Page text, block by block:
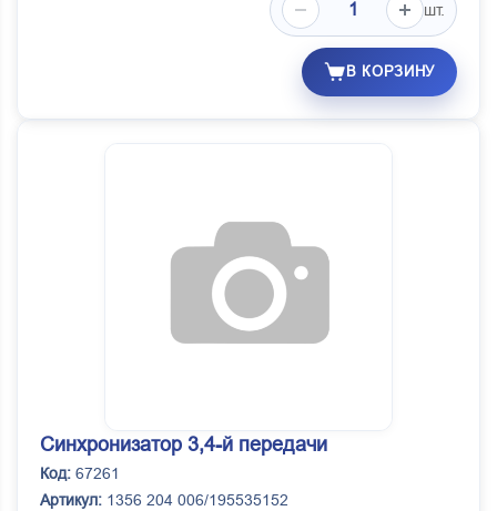
шт.
В КОРЗИНУ
Синхронизатор 3,4-й передачи
Код: 67261
Артикул: 1356 204 006/195535152